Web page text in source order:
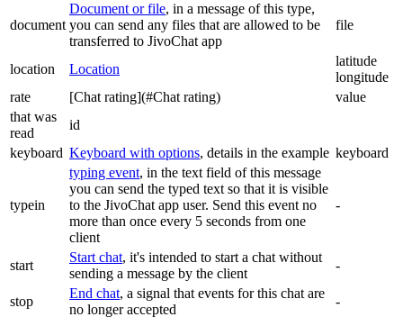
document
Document or file, in a message of this type,
you can send any files that are allowed to be
transferred to JivoChat app
file
location Location
latitude
longitude
rate
[Chat rating](#Chat rating)
value
that was
read
id
keyboard Keyboard with options, details in the example keyboard
typein
typing event, in the text field of this message
you can send the typed text so that it is visible
to the JivoChat app user. Send this event no
more than once every 5 seconds from one
client
-
start
Start chat, it's intended to start a chat without
sending a message by the client
-
stop
End chat, a signal that events for this chat are
no longer accepted
-